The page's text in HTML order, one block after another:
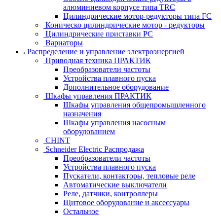
алюминиевом корпусе типа TRC
Цилиндрические мотор-редукторы типа FC
Коническо цилиндрические мотор - редукторы
Цилиндрические приставки PC
Вариаторы
Распределение и управление электроэнергией
Приводная техника ПРАКТИК
Преобразователи частоты
Устройства плавного пуска
Дополнительное оборудование
Шкафы управления ПРАКТИК
Шкафы управления общепромышленного
назначения
Шкафы управления насосным
оборудованием
CHINT
Schneider Electric Распродажа
Преобразователи частоты
Устройства плавного пуска
Пускатели, контакторы, тепловые реле
Автоматические выключатели
Реле, датчики, контроллеры
Щитовое оборудование и аксессуары
Остальное